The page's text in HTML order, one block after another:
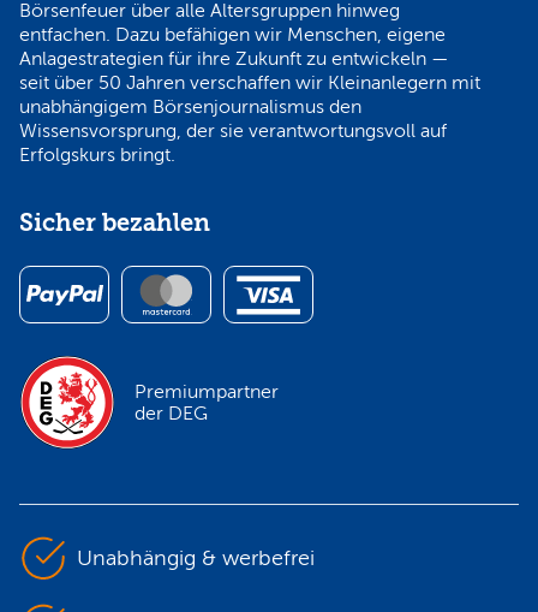
Börsenfeuer über alle Altersgruppen hinweg
entfachen. Dazu befähigen wir Menschen, eigene
Anlagestrategien für ihre Zukunft zu entwickeln —
seit über 50 Jahren verschaffen wir Kleinanlegern mit
unabhängigem Börsenjournalismus den
Wissensvorsprung, der sie verantwortungsvoll auf
Erfolgskurs bringt.
Sicher bezahlen
Premiumpartner
der DEG
Unabhängig & werbefrei